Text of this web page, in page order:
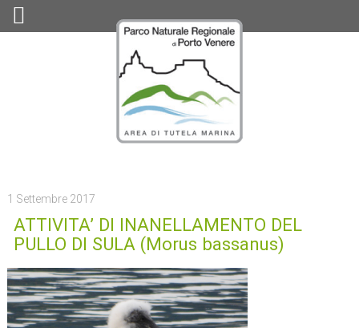
1 Settembre 2017
ATTIVITA’ DI INANELLAMENTO DEL
PULLO DI SULA (Morus bassanus)